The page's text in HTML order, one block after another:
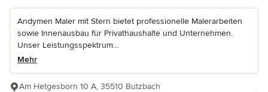
Andymen Maler mit Stern bietet professionelle Malerarbeiten
sowie Innenausbau für Privathaushalte und Unternehmen.
Unser Leistungsspektrum...
Mehr
Am Hetgesborn 10 A, 35510 Butzbach